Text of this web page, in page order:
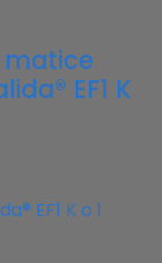
matice
EF1 K